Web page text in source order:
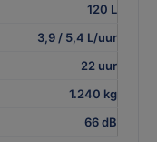
120 L
3,9 / 5,4 L/uur
22 uur
1.240 kg
66 dB